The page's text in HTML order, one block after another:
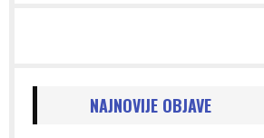
NAJNOVIJE OBJAVE